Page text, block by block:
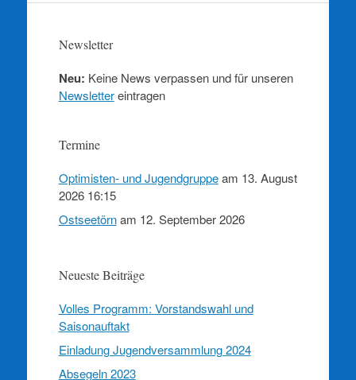
Newsletter
Neu: Keine News verpassen und für unseren
Newslettereintragen
Termine
Optimisten- und Jugendgruppeam 13. August
2026 16:15
Ostseetörnam 12. September 2026
Neueste Beiträge
Volles Programm: Vorstandswahl und
Saisonauftakt
Einladung Jugendversammlung 2024
Absegeln 2023